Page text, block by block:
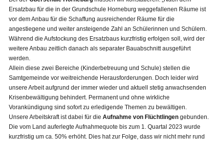
Ersatzbau für die in der Grundschule Horneburg weggefallenen Räume ist
vor dem Anbau für die Schaffung ausreichender Räume für die
angestiegene und weiter ansteigende Zahl an Schülerinnen und Schülern.
Während die Aufstockung des Ersatzbaus kurzfristig erfolgen soll, wird der
weitere Anbau zeitlich danach als separater Bauabschnitt ausgeführt
werden.
Allein diese zwei Bereiche (Kinderbetreuung und Schule) stellen die
Samtgemeinde vor weitreichende Herausforderungen. Doch leider wird
unsere Arbeit aufgrund der immer wieder und aktuell stetig anwachsenden
Krisenbewältigung behindert. Permanent und ohne wirkliche
Vorankündigung sind sofort zu erledigende Themen zu bewältigen.
Unsere Arbeitskraft ist dabei für die Aufnahme von Flüchtlingen gebunden.
Die vom Land auferlegte Aufnahmequote bis zum 1. Quartal 2023 wurde
kurzfristig um ca. 50% erhöht. Dies hat zur Folge, dass wir nicht mehr rund